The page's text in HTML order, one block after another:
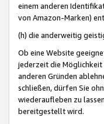
einem anderen
von Amazon-Marken)
(h) die anderweitig
Ob eine Website
jederzeit die Möglichkeit
anderen Gründen
schließen, dürfen Sie
wiederaufleben zu
bereitgestellt wird.